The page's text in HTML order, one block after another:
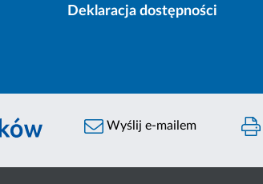
Deklaracja dostępności
Wyślij e-mailem